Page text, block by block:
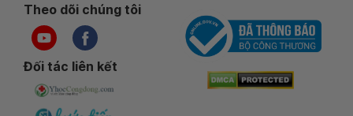
Theo dõi chúng tôi
Đối tác liên kết